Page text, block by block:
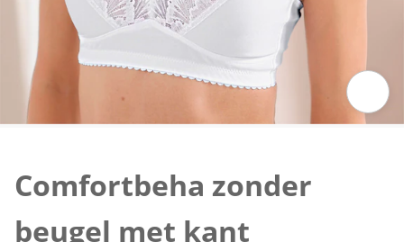
Comfortbeha zonder
beugel met kant